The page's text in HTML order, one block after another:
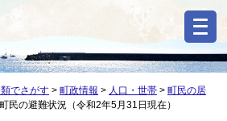
でさがす > 町政情報 > 人口・世帯 > 町民の居
町民の避難状況（令和2年5月31日現在）